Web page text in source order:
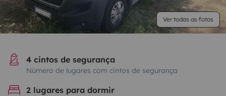
Ver todas as fotos
4 cintos de segurança
Número de lugares com cintos de segurança
2 lugares para dormir